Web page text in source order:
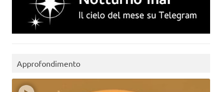
Approfondimento